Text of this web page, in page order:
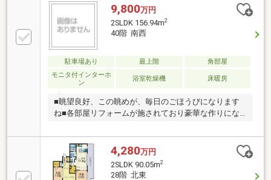
ンタートライアルアイランドシティ店】徒歩【９分】
●【照葉小学校】 【照葉中学校】●管理費【１７２０
０円】修繕費【１３６００円】●借入金額【４９８０
万円】金利【０．９７５％】返済期間【３５年】※
月々返済【１３９，９９８円】返済期間【５０年】※
月々返済【１０４，９０４円】●住宅ローン●資金計画
●税金関係●購入の流れを全て分かりやすくご説明いた
します。
9,800万円
2SLDK 156.94m2
40階 南西
駐車場あり 最上階
角部屋
モニタ付インターホ
ン
浴室乾燥機 床暖房
■眺望良好、この眺めが、毎日のごほうびになります
ね■各部屋リフォームが施されており豪華な作りにな
4,280万円
2SLDK 90.05m2
28階 北東